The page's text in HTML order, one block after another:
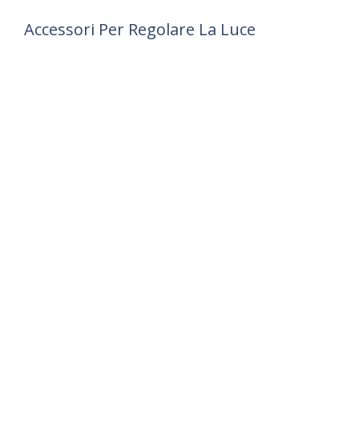
Accessori Per Regolare La Luce